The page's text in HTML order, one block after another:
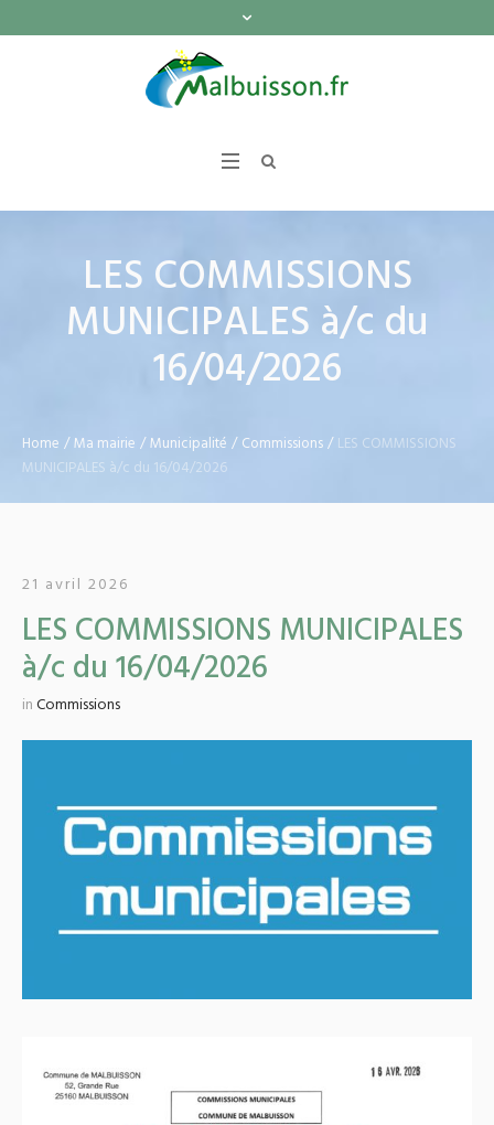
LES COMMISSIONS
MUNICIPALES à/c du
16/04/2026
Home /Ma mairie /Municipalité /Commissions/LES COMMISSIONS
MUNICIPALES à/c du 16/04/2026
21 avril 2026
LES COMMISSIONS MUNICIPALES
à/c du 16/04/2026
inCommissions